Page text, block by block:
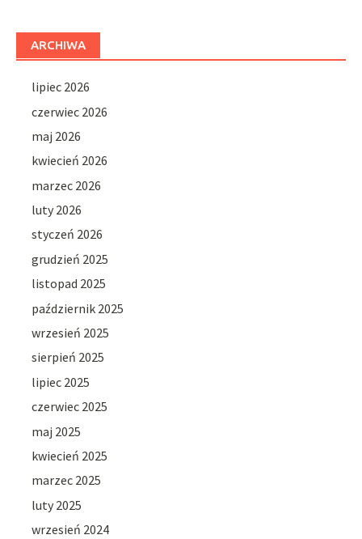
ARCHIWA
lipiec 2026
czerwiec 2026
maj 2026
kwiecień 2026
marzec 2026
luty 2026
styczeń 2026
grudzień 2025
listopad 2025
październik 2025
wrzesień 2025
sierpień 2025
lipiec 2025
czerwiec 2025
maj 2025
kwiecień 2025
marzec 2025
luty 2025
wrzesień 2024